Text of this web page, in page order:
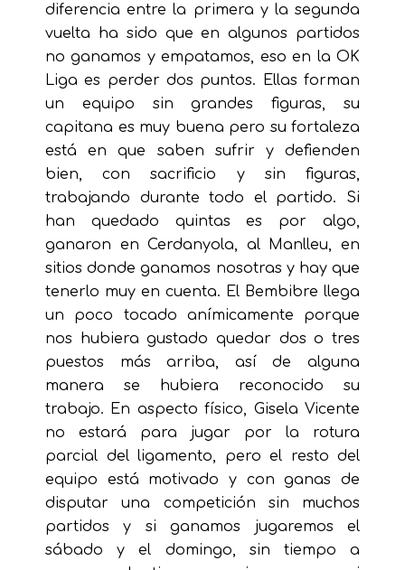
diferencia entre la primera y la segunda
vuelta ha sido que en algunos partidos
no ganamos y empatamos, eso en la OK
Liga es perder dos puntos. Ellas forman
un equipo sin grandes figuras, su
capitana es muy buena pero su fortaleza
está en que saben sufrir y defienden
bien, con sacrificio y sin figuras,
trabajando durante todo el partido. Si
han quedado quintas es por algo,
ganaron en Cerdanyola, al Manlleu, en
sitios donde ganamos nosotras y hay que
tenerlo muy en cuenta. El Bembibre llega
un poco tocado anímicamente porque
nos hubiera gustado quedar dos o tres
puestos más arriba, así de alguna
manera se hubiera reconocido su
trabajo. En aspecto físico, Gisela Vicente
no estará para jugar por la rotura
parcial del ligamento, pero el resto del
equipo está motivado y con ganas de
disputar una competición sin muchos
partidos y si ganamos jugaremos el
sábado y el domingo, sin tiempo a